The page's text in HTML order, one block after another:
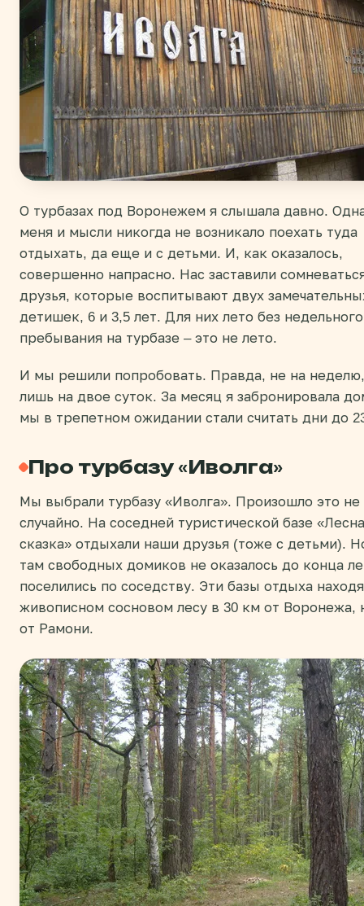
О турбазах под Воронежем я слышала давно.
меня и мысли никогда не возникало поехать туда
отдыхать, да еще и с детьми. И, как оказалось,
совершенно напрасно. Нас заставили
друзья, которые воспитывают двух
детишек, 6 и 3,5 лет. Для них лето без недельного
пребывания на турбазе – это не лето.
И мы решили попробовать. Правда, не на неделю,
лишь на двое суток. За месяц я забронировала
мы в трепетном ожидании стали считать дни до
Про турбазу «Иволга»
Мы выбрали турбазу «Иволга». Произошло это не
случайно. На соседней туристической базе
сказка» отдыхали наши друзья (тоже с детьми).
там свободных домиков не оказалось до конца
поселились по соседству. Эти базы отдыха
живописном сосновом лесу в 30 км от Воронежа,
от Рамони.